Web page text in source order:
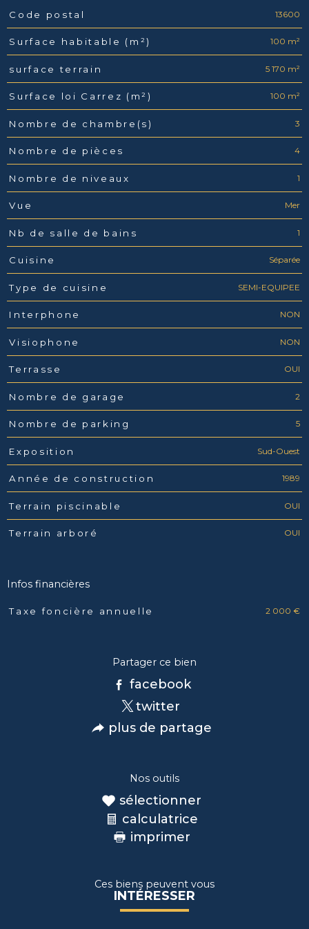
Caractéristiques Valeurs
Code postal 13600
Surface habitable (m²) 100 m²
surface terrain 5 170 m²
Surface loi Carrez (m²) 100 m²
Nombre de chambre(s) 3
Nombre de pièces 4
Nombre de niveaux 1
Vue Mer
Nb de salle de bains 1
Cuisine Séparée
Type de cuisine SEMI-EQUIPEE
Interphone NON
Visiophone NON
Terrasse OUI
Nombre de garage 2
Nombre de parking 5
Exposition Sud-Ouest
Année de construction 1989
Terrain piscinable OUI
Terrain arboré OUI
Infos financières
Caractéristiques Valeurs
Taxe foncière annuelle 2 000 €
Partager ce bien
facebook
twitter
plus de partage
Nos outils
sélectionner
calculatrice
imprimer
Ces biens peuvent vous
INTÉRESSER